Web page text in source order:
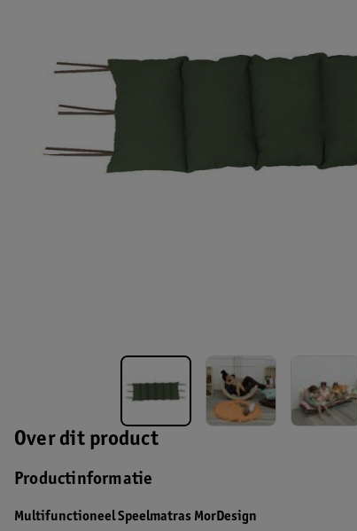
Over dit product
Productinformatie
Multifunctioneel Speelmatras MorDesign